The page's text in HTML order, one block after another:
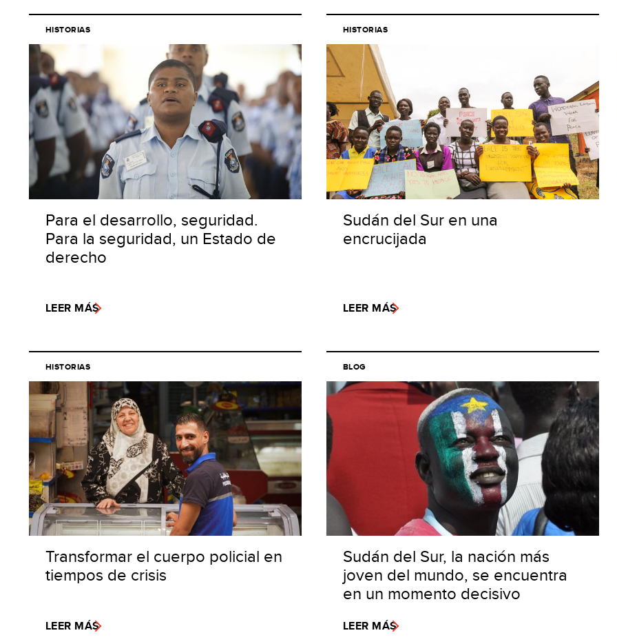
HISTORIAS
Para el desarrollo, seguridad.
Para la seguridad, un Estado de
derecho
LEER MÁS
HISTORIAS
Sudán del Sur en una
encrucijada
LEER MÁS
HISTORIAS
Transformar el cuerpo policial en
tiempos de crisis
LEER MÁS
BLOG
Sudán del Sur, la nación más
joven del mundo, se encuentra
en un momento decisivo
LEER MÁS